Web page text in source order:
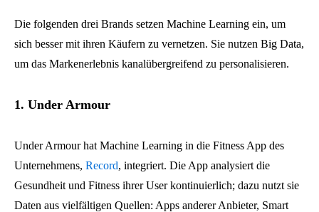
Die folgenden drei Brands setzen Machine Learning ein, um
sich besser mit ihren Käufern zu vernetzen. Sie nutzen Big Data,
um das Markenerlebnis kanalübergreifend zu personalisieren.
1. Under Armour
Under Armour hat Machine Learning in die Fitness App des
Unternehmens, Record, integriert. Die App analysiert die
Gesundheit und Fitness ihrer User kontinuierlich; dazu nutzt sie
Daten aus vielfältigen Quellen: Apps anderer Anbieter, Smart